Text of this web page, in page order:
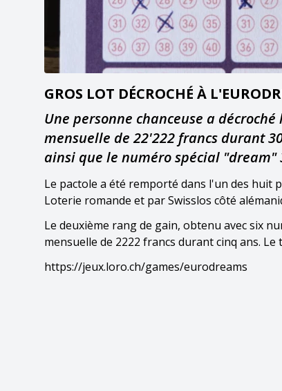
GROS LOT DÉCROCHÉ À
Une personne chanceuse a
mensuelle de 22'222 francs durant
ainsi que le numéro spécial
Le pactole a été remporté dans l'un des huit
Loterie romande et par Swisslos côté
Le deuxième rang de gain, obtenu avec six
mensuelle de 2222 francs durant cinq ans.
https://jeux.loro.ch/games/eurodreams